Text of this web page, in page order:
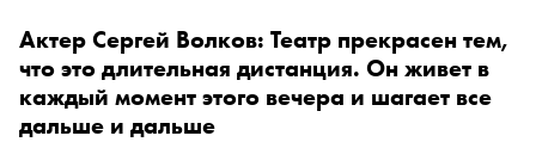
Актер Сергей Волков: Театр прекрасен тем,
что это длительная дистанция. Он живет в
каждый момент этого вечера и шагает все
дальше и дальше